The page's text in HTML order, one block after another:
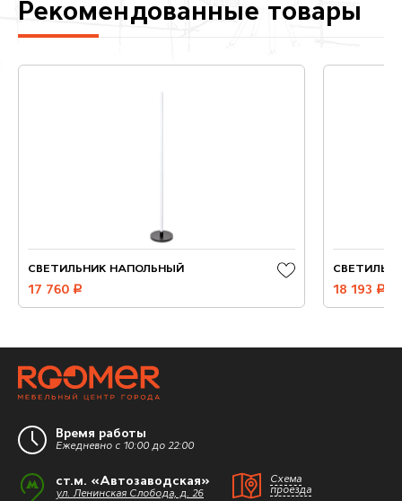
Рекомендованные товары
СВЕТИЛЬНИК НАПОЛЬНЫЙ
17 760 руб. 18 193 руб.
Время работы
Ежедневно с 10:00 до 22:00
ст.м. «Автозаводская»
ул. Ленинская Слобода, д. 26
Схема
проезда